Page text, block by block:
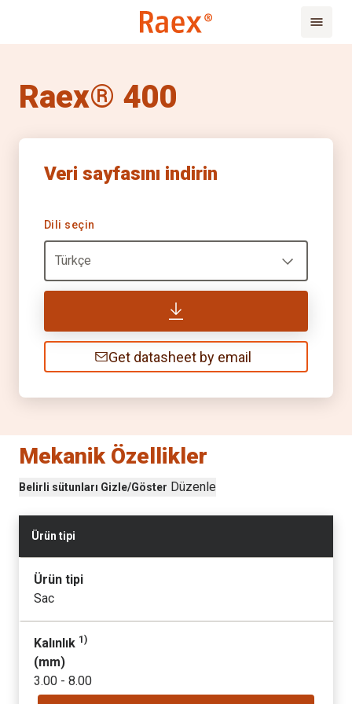
Raex® 400
Veri sayfasını indirin
Dili seçin
Türkçe
Get datasheet by email
Mekanik Özellikler
Belirli sütunları Gizle/Göster Düzenle
Ürün tipi
Ürün tipi
Sac
Kalınlık 1)
(mm)
3.00 - 8.00